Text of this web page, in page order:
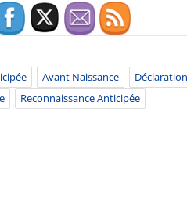
Avant Naissance
Déclaration
Reconnaissance Anticipée